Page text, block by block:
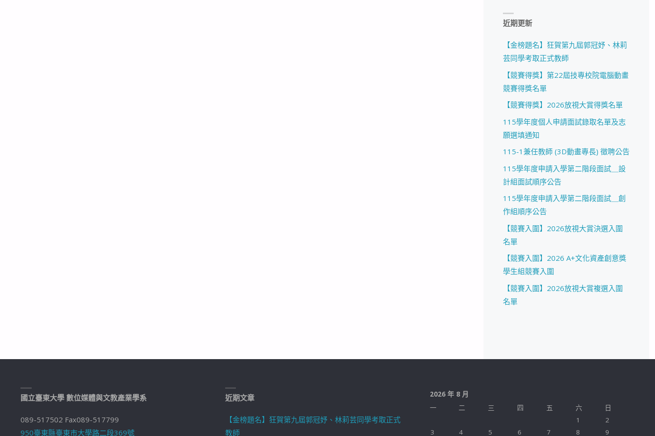
近期更新
【金榜題名】狂賀第九屆郭冠妤、林莉
芸同學考取正式教師
【競賽得獎】第22屆技專校院電腦動畫
競賽得獎名單
【競賽得獎】2026放視大賞得獎名單
115學年度個人申請面試錄取名單及志
願選填通知
115-1兼任教師 (3D動畫專長) 徵聘公告
115學年度申請入學第二階段面試＿設
計組面試順序公告
115學年度申請入學第二階段面試＿創
作組順序公告
【競賽入圍】2026放視大賞決選入圍
名單
【競賽入圍】2026 A+文化資產創意獎
學生組競賽入圍
【競賽入圍】2026放視大賞複選入圍
名單
國立臺東大學 數位媒體與文教產業學系
089-517502 Fax089-517799
950臺東縣臺東市大學路二段369號
近期文章
【金榜題名】狂賀第九屆郭冠妤、林莉芸同學考取正式
教師
2026 年 8 月
一
二 三 四 五 六
日
1
2
3
4 5 6 7 8 9